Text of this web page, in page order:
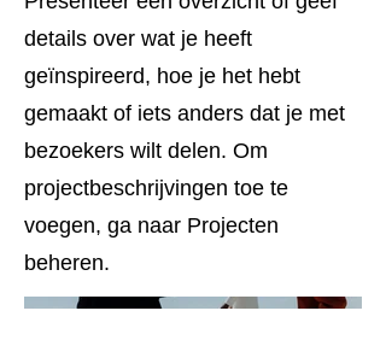
details over wat je heeft
geïnspireerd, hoe je het hebt
gemaakt of iets anders dat je met
bezoekers wilt delen. Om
projectbeschrijvingen toe te
voegen, ga naar Projecten
beheren.